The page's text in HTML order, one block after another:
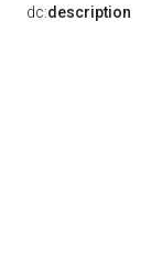
dc:description